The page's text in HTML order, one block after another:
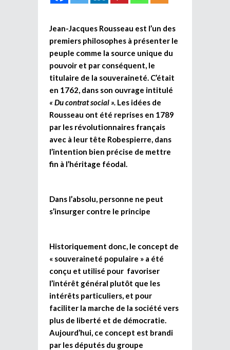
Jean-Jacques Rousseau est l’un des
premiers philosophes à présenter le
peuple comme la source unique du
pouvoir et par conséquent, le
titulaire de la souveraineté. C’était
en 1762, dans son ouvrage intitulé
« Du contrat social ». Les idées de
Rousseau ont été reprises en 1789
par les révolutionnaires français
avec à leur tête Robespierre, dans
l’intention bien précise de mettre
fin à l’héritage féodal.
Dans l’absolu, personne ne peut
s’insurger contre le principe
Historiquement donc, le concept de
« souveraineté populaire » a été
conçu et utilisé pour favoriser
l’intérêt général plutôt que les
intérêts particuliers, et pour
faciliter la marche de la société vers
plus de liberté et de démocratie.
Aujourd’hui, ce concept est brandi
par les députés du groupe